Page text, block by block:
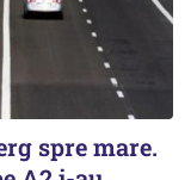
spre mare.